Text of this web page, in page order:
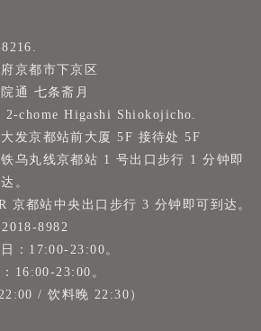
京都市下京区
通 七条斋月
2-chome Higashi Shiokojicho.
发京都站前大厦 5F 接待处 5F
乌丸线京都站 1 号出口步行 1 分钟即
。
京都站中央出口步行 3 分钟即可到达。
8982
：17:00-23:00。
16:00-23:00。
/ 饮料晚 22:30）